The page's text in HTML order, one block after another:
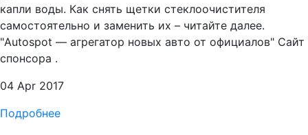
капли воды. Как снять щетки стеклоочистителя
самостоятельно и заменить их – читайте далее.
"Autospot — агрегатор новых авто от официалов" Сайт
спонсора .
04 Apr 2017
Подробнее